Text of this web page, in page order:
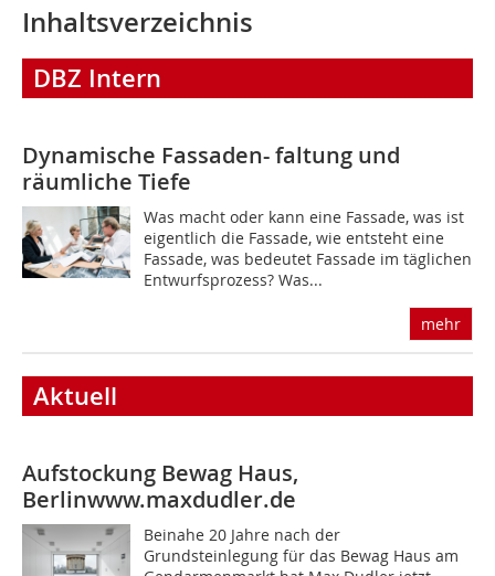
Inhaltsverzeichnis
DBZ Intern
Dynamische Fassaden- faltung und
räumliche Tiefe
Was macht oder kann eine Fassade, was ist
eigentlich die Fassade, wie entsteht eine
Fassade, was bedeutet Fassade im täglichen
Entwurfsprozess? Was...
mehr
Aktuell
Aufstockung Bewag Haus,
Berlinwww.maxdudler.de
Beinahe 20 Jahre nach der
Grundsteinlegung für das Bewag Haus am